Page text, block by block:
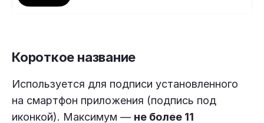
Короткое название
Используется для подписи установленного
на смартфон приложения (подпись под
иконкой). Максимум — не более 11